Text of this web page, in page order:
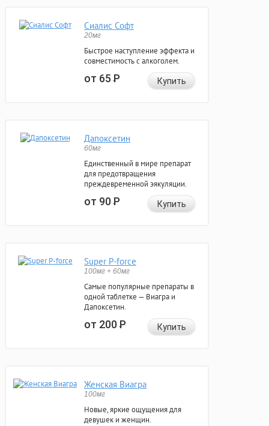
Сиалис Софт
20мг
Быстрое наступление эффекта и
совместимость с алкоголем.
от 65Р Купить
Дапоксетин
60мг
Единственный в мире препарат
для предотвращения
преждевременной эякуляции.
от 90Р Купить
Super P-force
100мг + 60мг
Самые популярные препараты в
одной таблетке — Виагра и
Дапоксетин.
от 200Р Купить
Женская Виагра
100мг
Новые, яркие ощущения для
девушек и женщин.